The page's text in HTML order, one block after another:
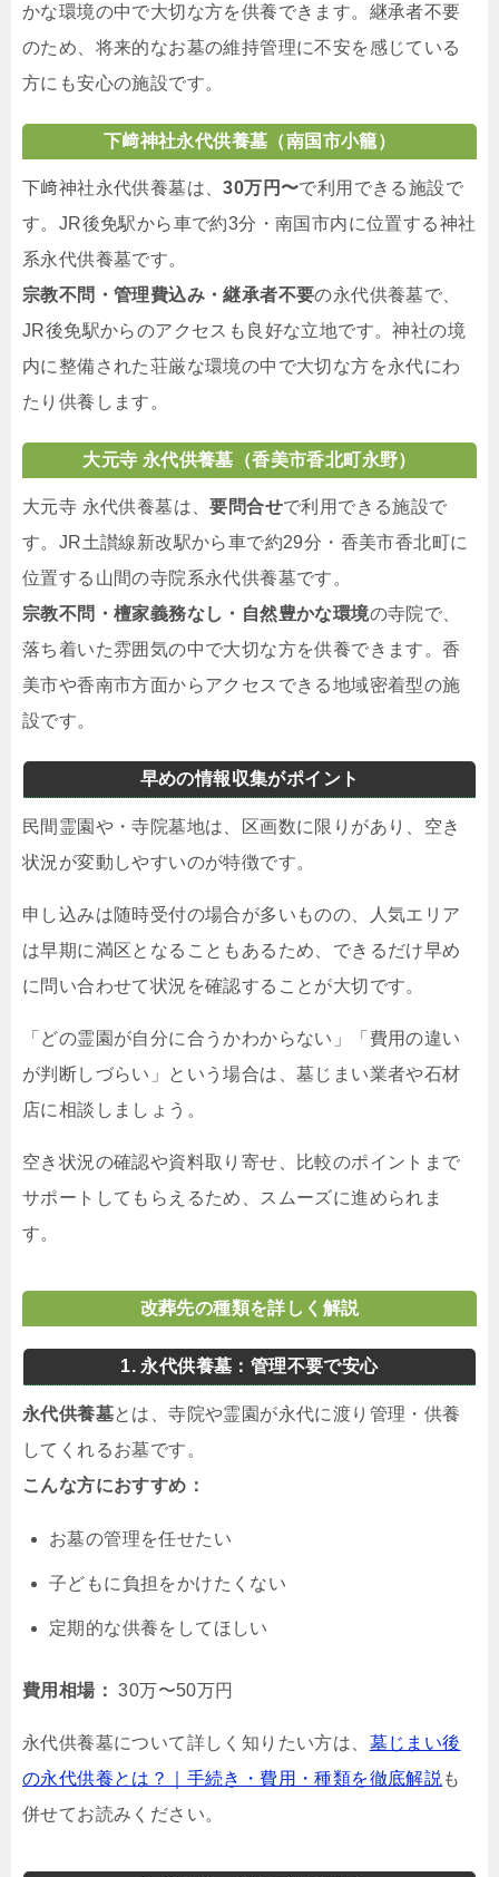
かな環境の中で大切な方を供養できます。継承者不要
のため、将来的なお墓の維持管理に不安を感じている
方にも安心の施設です。
下﨑神社永代供養墓（南国市小籠）
下﨑神社永代供養墓は、30万円〜で利用できる施設で
す。JR後免駅から車で約3分・南国市内に位置する神社
系永代供養墓です。
宗教不問・管理費込み・継承者不要の永代供養墓で、
JR後免駅からのアクセスも良好な立地です。神社の境
内に整備された荘厳な環境の中で大切な方を永代にわ
たり供養します。
大元寺 永代供養墓（香美市香北町永野）
大元寺 永代供養墓は、要問合せで利用できる施設で
す。JR土讃線新改駅から車で約29分・香美市香北町に
位置する山間の寺院系永代供養墓です。
宗教不問・檀家義務なし・自然豊かな環境の寺院で、
落ち着いた雰囲気の中で大切な方を供養できます。香
美市や香南市方面からアクセスできる地域密着型の施
設です。
早めの情報収集がポイント
民間霊園や・寺院墓地は、区画数に限りがあり、空き
状況が変動しやすいのが特徴です。
申し込みは随時受付の場合が多いものの、人気エリア
は早期に満区となることもあるため、できるだけ早め
に問い合わせて状況を確認することが大切です。
「どの霊園が自分に合うかわからない」「費用の違い
が判断しづらい」という場合は、墓じまい業者や石材
店に相談しましょう。
空き状況の確認や資料取り寄せ、比較のポイントまで
サポートしてもらえるため、スムーズに進められま
す。
改葬先の種類を詳しく解説
1. 永代供養墓：管理不要で安心
永代供養墓とは、寺院や霊園が永代に渡り管理・供養
してくれるお墓です。
こんな方におすすめ：
お墓の管理を任せたい
子どもに負担をかけたくない
定期的な供養をしてほしい
費用相場： 30万〜50万円
永代供養墓について詳しく知りたい方は、 墓じまい後
の永代供養とは？｜手続き・費用・種類を徹底解説 も
併せてお読みください。